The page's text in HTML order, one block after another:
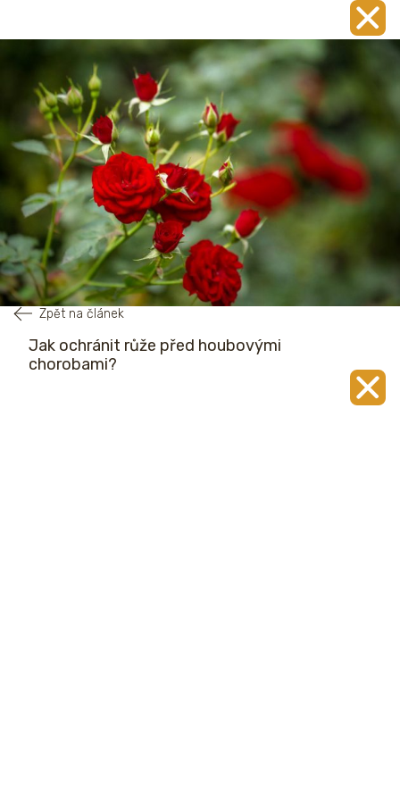
Zpět na článek
Jak ochránit růže před houbovými
chorobami?